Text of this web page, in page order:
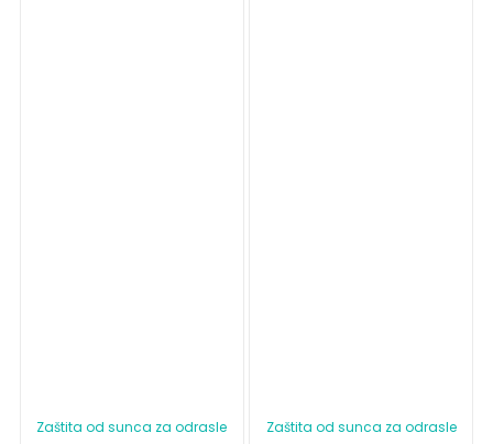
Zaštita od sunca za odrasle Zaštita od sunca za odrasle